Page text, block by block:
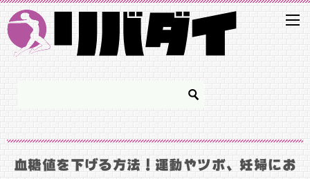
血糖値を下げる方法！運動やツボ、妊婦にお